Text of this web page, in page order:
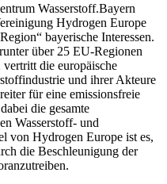
Wasserstoff.Bayern
Hydrogen Europe
bayerische Interessen.
über 25 EU-Regionen
die europäische
und ihrer Akteure
für eine emissionsfreie
die gesamte
Wasserstoff- und
von Hydrogen Europe ist es,
die Beschleunigung der